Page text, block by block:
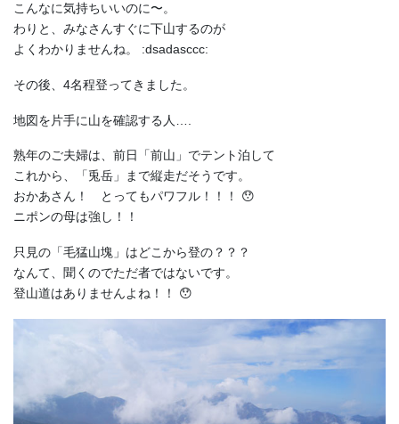
こんなに気持ちいいのに〜。
わりと、みなさんすぐに下山するのが
よくわかりませんね。 :dsadasccc:
その後、4名程登ってきました。
地図を片手に山を確認する人….
熟年のご夫婦は、前日「前山」でテント泊して
これから、「兎岳」まで縦走だそうです。
おかあさん！ とってもパワフル！！！ 😯
ニポンの母は強し！！
只見の「毛猛山塊」はどこから登の？？？
なんて、聞くのでただ者ではないです。
登山道はありませんよね！！ 😯